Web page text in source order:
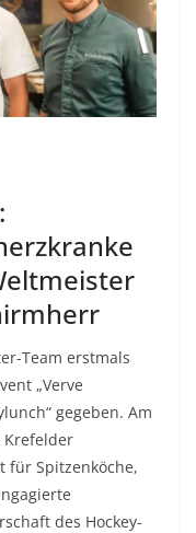
Team erstmals
„Verve
gegeben. Am
Krefelder
für Spitzenköche,
des Hockey-